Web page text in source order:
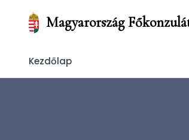
Magyarország
Kezdőlap